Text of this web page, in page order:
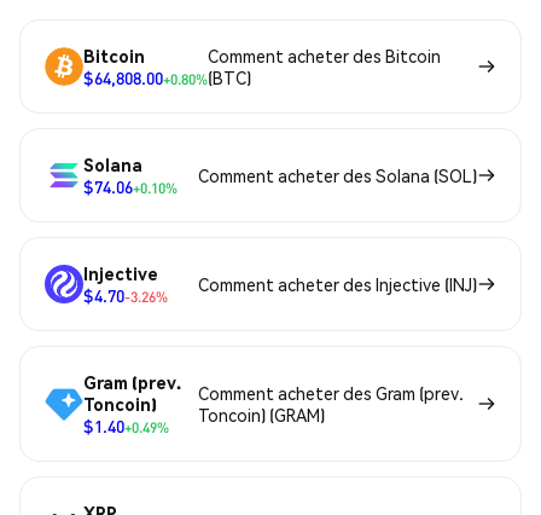
Bitcoin
$64,808.00+0.80%
Comment acheter des Bitcoin
(BTC)
Solana
$74.06+0.10%
Comment acheter des Solana (SOL)
Injective
$4.70-3.26%
Comment acheter des Injective (INJ)
Gram (prev.
Toncoin)
$1.40+0.49%
Comment acheter des Gram (prev.
Toncoin) (GRAM)